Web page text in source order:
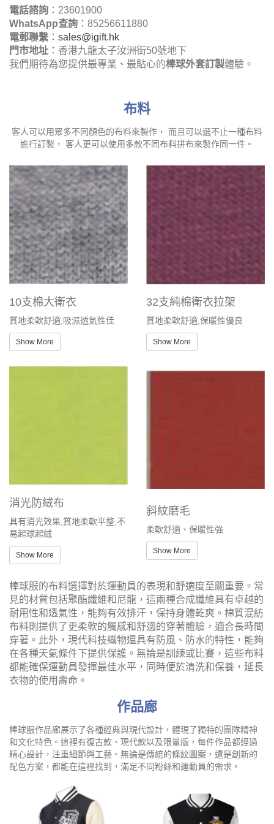
電話諮詢 ：23601900
WhatsApp查詢 ：85256611880
電郵聯繫 ： sales@igift.hk
門市地址 ：香港九龍太子汝洲街50號地下
我們期待為您提供最專業、最貼心的棒球外套訂製體驗。
布料
客人可以用眾多不同顏色的布料來製作， 而且可以選不止一種布料
進行訂製， 客人更可以使用多款不同布料拼布來製作同一件。
10支棉大衛衣
質地柔軟舒適,吸濕透氣性佳
Show More
32支純棉衛衣拉架
質地柔軟舒適,保暖性優良
Show More
消光防絨布
具有消光效果,質地柔軟平整,不
易起球起絨
Show More
斜紋磨毛
柔軟舒適、保暖性強
Show More
棒球服的布料選擇對於運動員的表現和舒適度至關重要。常
見的材質包括聚酯纖維和尼龍，這兩種合成纖維具有卓越的
耐用性和透氣性，能夠有效排汗，保持身體乾爽。棉質混紡
布料則提供了更柔軟的觸感和舒適的穿著體驗，適合長時間
穿著。此外，現代科技織物還具有防風、防水的特性，能夠
在各種天氣條件下提供保護。無論是訓練或比賽，這些布料
都能確保運動員發揮最佳水平，同時便於清洗和保養，延長
衣物的使用壽命。
作品廊
棒球服作品廊展示了各種經典與現代設計，體現了獨特的團隊精神
和文化特色。這裡有復古款、現代款以及限量版，每件作品都經過
精心設計，注重細節與工藝。無論是傳統的條紋圖案，還是創新的
配色方案，都能在這裡找到，滿足不同粉絲和運動員的需求。